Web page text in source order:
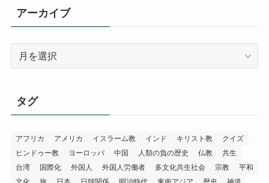
リ
ー
アーカイブ
ブ
タグ
アフリカ アメリカ イスラーム教 インド キリスト教
クイズ
ヒンドゥー教
ヨーロッパ 中国 人類の負の歴史 仏教
共生
台湾
国際化 外国人 外国人労働者 多文化共生社会 宗教
平和